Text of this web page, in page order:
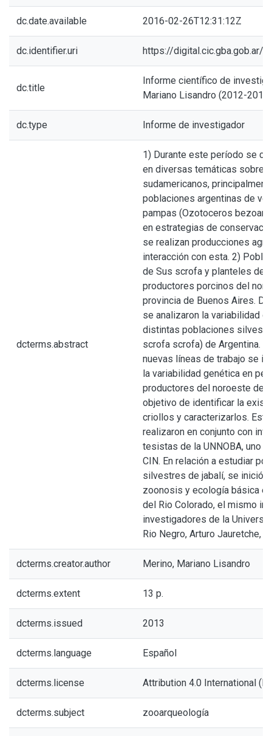
dc.date.available 2016-02-26T12:31:12Z
dc.identifier.uri https://digital.cic.gba.gob.ar/
dc.title
Informe científico de
Mariano Lisandro (2012-2013)
dc.type Informe de investigador
dcterms.abstract
1) Durante este período se
en diversas temáticas sobre
sudamericanos,
poblaciones argentinas de
pampas (Ozotoceros
en estrategias de
se realizan producciones
interacción con esta. 2)
de Sus scrofa y planteles de
productores porcinos del
provincia de Buenos Aires.
se analizaron la variabilidad
distintas poblaciones
scrofa scrofa) de Argentina.
nuevas líneas de trabajo se
la variabilidad genética en
productores del noroeste de
objetivo de identificar la
criollos y caracterizarlos.
realizaron en conjunto con
tesistas de la UNNOBA, uno
CIN. En relación a estudiar
silvestres de jabalí, se inició
zoonosis y ecología básica
del Rio Colorado, el mismo
investigadores de la
Rio Negro, Arturo Jauretche,
dcterms.creator.author Merino, Mariano Lisandro
dcterms.extent 13 p.
dcterms.issued 2013
dcterms.language Español
dcterms.license Attribution 4.0 International
dcterms.subject zooarqueología